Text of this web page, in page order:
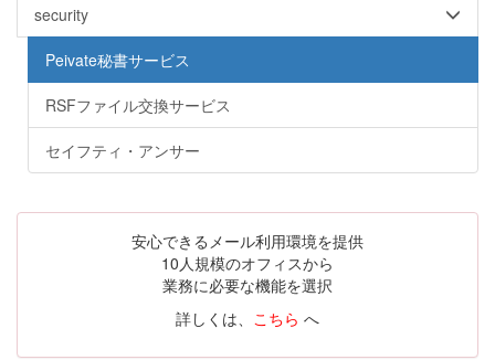
security
Peivate秘書サービス
RSFファイル交換サービス
セイフティ・アンサー
安心できるメール利用環境を提供
10人規模のオフィスから
業務に必要な機能を選択
詳しくは、 こちら へ